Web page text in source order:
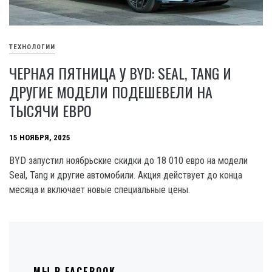
ТЕХНОЛОГИИ
ЧЕРНАЯ ПЯТНИЦА У BYD: SEAL, TANG И
ДРУГИЕ МОДЕЛИ ПОДЕШЕВЕЛИ НА
ТЫСЯЧИ ЕВРО
15 НОЯБРЯ, 2025
BYD запустил ноябрьские скидки до 18 010 евро на модели
Seal, Tang и другие автомобили. Акция действует до конца
месяца и включает новые специальные цены.